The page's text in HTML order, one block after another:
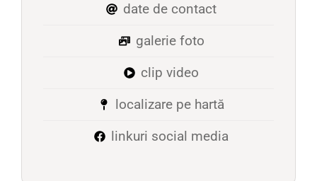
date de contact
galerie foto
clip video
localizare pe hartă
linkuri social media